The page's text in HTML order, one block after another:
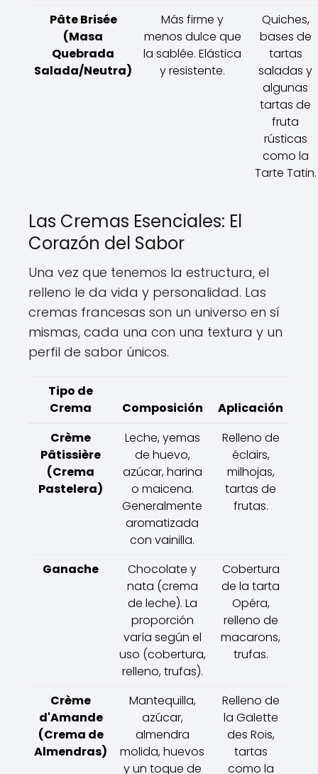
Pâte Brisée
(Masa
Quebrada
Salada/Neutra)
Más firme y
menos dulce que
la sablée. Elástica
y resistente.
Quiches,
bases de
tartas
saladas y
algunas
tartas de
fruta
rústicas
como la
Tarte Tatin.
Las Cremas Esenciales: El
Corazón del Sabor
Una vez que tenemos la estructura, el
relleno le da vida y personalidad. Las
cremas francesas son un universo en sí
mismas, cada una con una textura y un
perfil de sabor únicos.
Tipo de
Crema
Composición
Aplicación
Crème
Pâtissière
(Crema
Pastelera)
Leche, yemas
de huevo,
azúcar, harina
o maicena.
Generalmente
aromatizada
con vainilla.
Relleno de
éclairs,
milhojas,
tartas de
frutas.
Ganache
Chocolate y
nata (crema
de leche). La
proporción
varía según el
uso (cobertura,
relleno, trufas).
Cobertura
de la tarta
Opéra,
relleno de
macarons,
trufas.
Crème
d'Amande
(Crema de
Almendras)
Mantequilla,
azúcar,
almendra
molida, huevos
y un toque de
Relleno de
la Galette
des Rois,
tartas
como la